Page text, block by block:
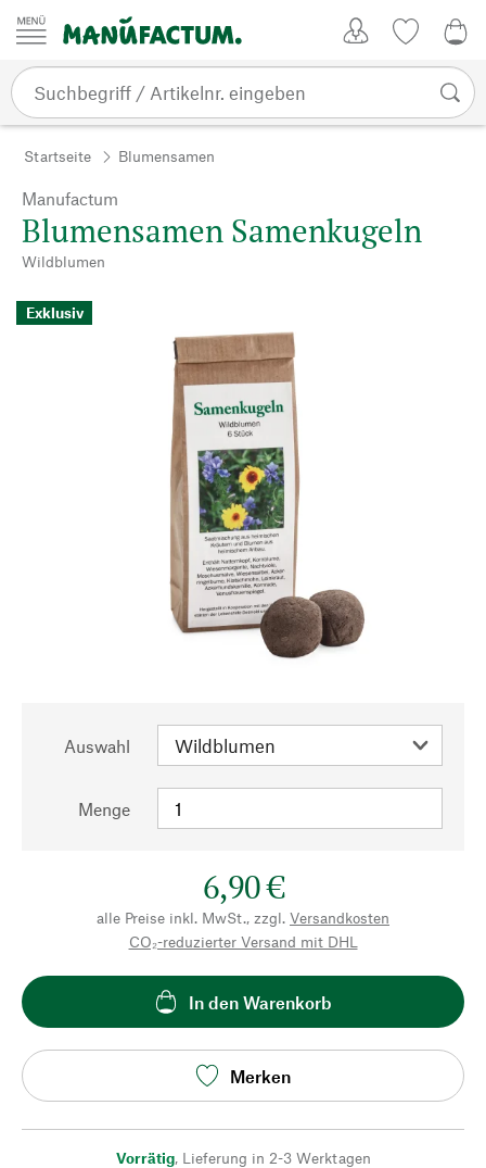
Zum Inhalt springen
Startseite Blumensamen
Manufactum
Blumensamen Samenkugeln
Wildblumen
Exklusiv
Auswahl
Menge
6,90 €
alle Preise inkl. MwSt., zzgl. Versandkosten
CO₂-reduzierter Versand mit DHL
In den Warenkorb
Merken
Vorrätig, Lieferung in 2-3 Werktagen